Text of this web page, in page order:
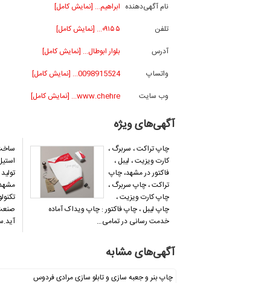
نام آگهی‌دهنده ابراهیم... [نمایش کامل]
تلفن
۰۹۱۵۵... [نمایش کامل]
آدرس
بلوار ابوطال... [نمایش کامل]
واتساپ
0098915524... [نمایش کامل]
وب سایت
www.chehre... [نمایش کامل]
آگهی‌های ویژه
چاپ تراکت ، سربرگ ،
کارت ویزیت ، لیبل ،
فاکتور در مشهد، چاپ
تراکت ، چاپ سربرگ ،
چاپ کارت ویزیت ،
چاپ لیبل ، چاپ فاکتور : چاپ ویداک آماده
خدمت رسانی در تمامی…
آگهی‌های مشابه
چاپ بنر و جعبه سازی و تابلو سازی مرادی فردوس